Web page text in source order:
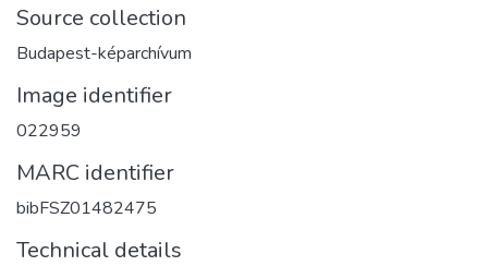
Source collection
Budapest-képarchívum
Image identifier
022959
MARC identifier
bibFSZ01482475
Technical details